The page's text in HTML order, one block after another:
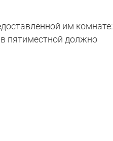
им комнате:
пятиместной должно